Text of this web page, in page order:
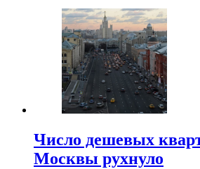
Число дешевых
Москвы рухнуло